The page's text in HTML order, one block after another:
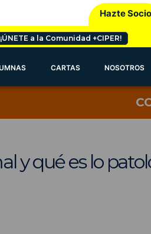
Hazte Socio
¡ÚNETE a la Comunidad +CIPER!
CARTAS NOSOTROS
y qué es lo